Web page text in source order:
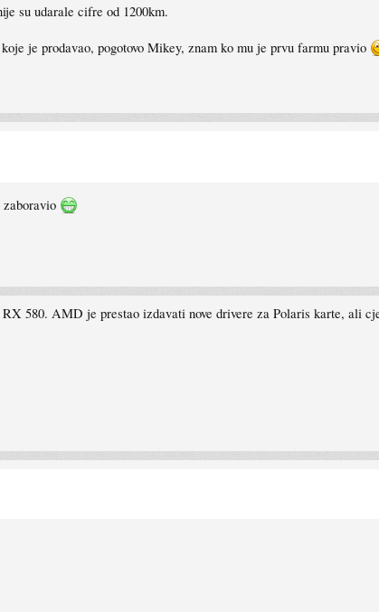
su udarale cifre od 1200km.
je prodavao, pogotovo Mikey, znam ko mu je prvu farmu pravio
580. AMD je prestao izdavati nove drivere za Polaris karte, ali